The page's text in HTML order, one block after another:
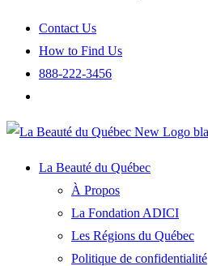
Contact Us
How to Find Us
888-222-3456
La Beauté du Québec
À Propos
La Fondation ADICI
Les Régions du Québec
Politique de confidentialité